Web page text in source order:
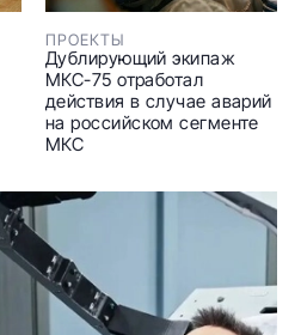
ПРОЕКТЫ
Дублирующий экипаж
МКС-75 отработал
действия в случае аварий
на российском сегменте
МКС